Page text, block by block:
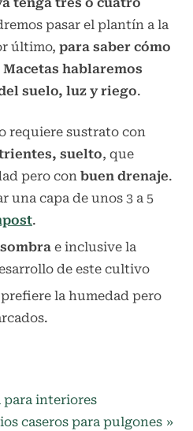
pasar el plantín a la
último, para saber cómo
hablaremos
suelo, luz y riego.
requiere sustrato con
suelto, que
pero con buen drenaje.
una capa de unos 3 a 5
.
e inclusive la
de este cultivo
prefiere la humedad pero
para interiores
caseros para pulgones